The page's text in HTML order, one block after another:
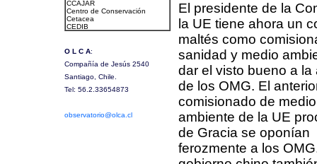
El presidente de la
la UE tiene ahora un
maltés como
sanidad y medio
dar el visto bueno a la
de los OMG. El
comisionado de medio
ambiente de la UE
de Gracia se oponían
ferozmente a los